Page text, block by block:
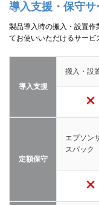
導入支援・保守
製品導入時の搬入・設置作
てお使いいただけるサービ
導入支援
搬入・設
定額保守
エプソン
スパック